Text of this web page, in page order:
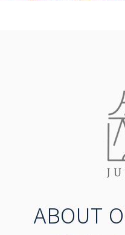
ABOUT